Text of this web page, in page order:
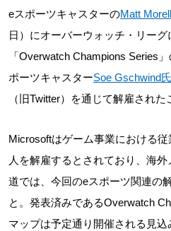
eスポーツキャスターのMatt
日）にオーバーウォッチ・リー
「Overwatch Champions Series
ポーツキャスターSoe Gschwind氏
（旧Twitter）を通じて解雇された
Microsoftはゲーム事業における
人を解雇するとされており、海外
道では、今回のeスポーツ関連の
と。発表済みであるOverwatch
マップは予定通り開催される見込